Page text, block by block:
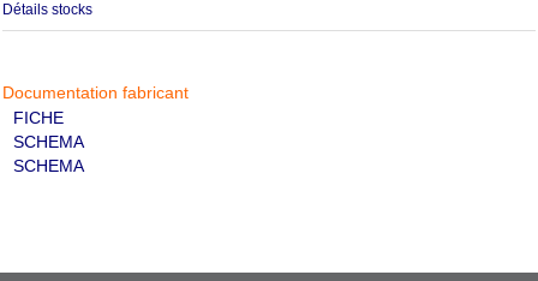
Détails stocks
Documentation fabricant
FICHE
SCHEMA
SCHEMA